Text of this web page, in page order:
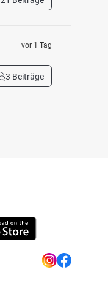
vor 1 Tag
3 Beiträge